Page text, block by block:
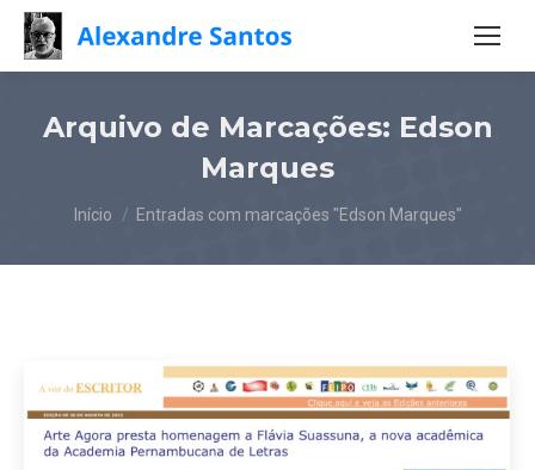
Arquivo de Marcações: Edson
Marques
Você está aqui:
Início Entradas com marcações "Edson Marques"